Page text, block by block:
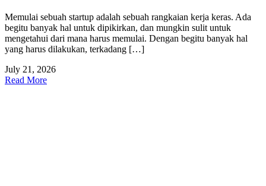
Memulai sebuah startup adalah sebuah rangkaian kerja keras. Ada
begitu banyak hal untuk dipikirkan, dan mungkin sulit untuk
mengetahui dari mana harus memulai. Dengan begitu banyak hal
yang harus dilakukan, terkadang […]
July 21, 2026
Read More